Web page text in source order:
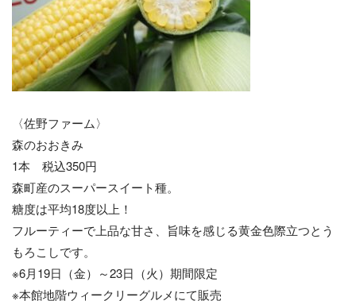
〈佐野ファーム〉
森のおおきみ
1本 税込350円
森町産のスーパースイート種。
糖度は平均18度以上！
フルーティーで上品な甘さ、旨味を感じる黄金色際立つとう
もろこしです。
※6月19日（金）～23日（火）期間限定
※本館地階ウィークリーグルメにて販売